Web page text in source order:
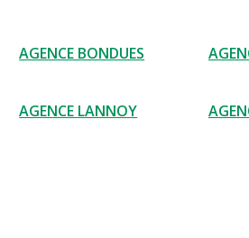
AGENCE BONDUES
AGENCE LANNOY